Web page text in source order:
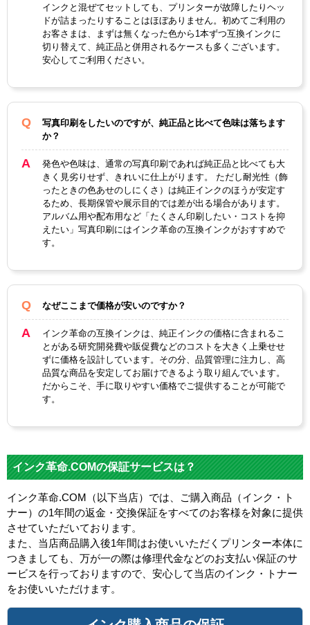
IC
BK
33
IC
BL
33
IC
C3
3
IC
GL
IC
M3
IC
M
B3
IC
R3
IC
Y3
フ
ト
ブ
ラ
ッ
ク
ブ
ル
ー
シ
ア
ン
ロ
オ
プ
テ
ィ
マ
イ
マ
ゼ
ン
タ
マ
ト
ブ
ラ
ッ
ク
レ
ッ
ド
イ
エ
ロ
ー
顔
料
染料
あり
製
タ
イ
互換インク
インクと混ぜてセットしても、プリンターが故障したりヘッ
ドが詰まったりすることはほぼありません。初めてご利用の
お客さまは、まずは無くなった色から1本ずつ互換インクに
切り替えて、純正品と併用されるケースも多くございます。
安心してご利用ください。
写真印刷をしたいのですが、純正品と比べて色味は落ちます
か？
発色や色味は、通常の写真印刷であれば純正品と比べても大
きく見劣りせず、きれいに仕上がります。 ただし耐光性（飾
ったときの色あせのしにくさ）は純正インクのほうが安定す
るため、長期保管や展示目的では差が出る場合があります。
アルバム用や配布用など「たくさん印刷したい・コストを抑
えたい」写真印刷にはインク革命の互換インクがおすすめで
す。
なぜここまで価格が安いのですか？
インク革命の互換インクは、純正インクの価格に含まれるこ
とがある研究開発費や販促費などのコストを大きく上乗せせ
ずに価格を設計しています。その分、品質管理に注力し、高
品質な商品を安定してお届けできるよう取り組んでいます。
だからこそ、手に取りやすい価格でご提供することが可能で
す。
インク革命.COMの保証サービスは？
インク革命.COM（以下当店）では、ご購入商品（インク・ト
ナー）の1年間の返金・交換保証をすべてのお客様を対象に提供
させていただいております。
また、当店商品購入後1年間はお使いいただくプリンター本体に
つきましても、万が一の際は修理代金などのお支払い保証のサ
ービスを行っておりますので、安心して当店のインク・トナー
をお使いいただけます。